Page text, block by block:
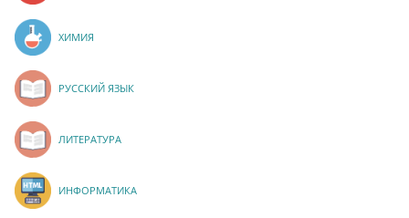
ХИМИЯ
РУССКИЙ ЯЗЫК
ЛИТЕРАТУРА
ИНФОРМАТИКА